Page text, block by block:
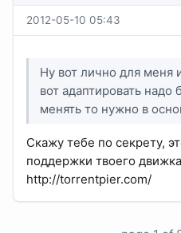
2012-05-10 05:43
Ну вот лично для меня
вот адаптировать
менять то нужно в
Скажу тебе по секрету,
поддержки твоего
http://torrentpier.com/